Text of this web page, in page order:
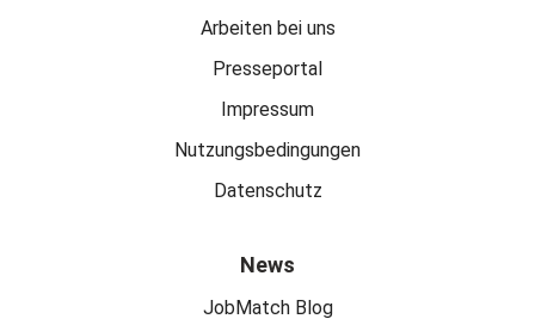
Arbeiten bei uns
Presseportal
Impressum
Nutzungsbedingungen
Datenschutz
News
JobMatch Blog